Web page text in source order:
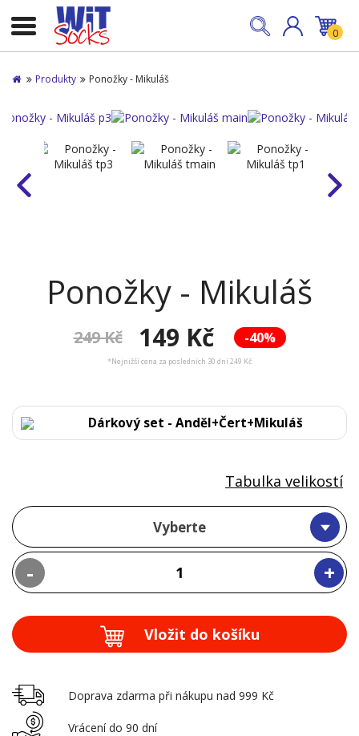
0
Produkty Ponožky - Mikuláš
Ponožky - Mikuláš
-40%
249 Kč 149 Kč
*Nejnižší cena za posledních 30 dní 249 Kč
Dárkový set - Anděl+Čert+Mikuláš
Vyberte
- +
Tabulka velikostí
Vložit do košíku
Doprava zdarma při nákupu nad 999 Kč
Vrácení do 90 dní